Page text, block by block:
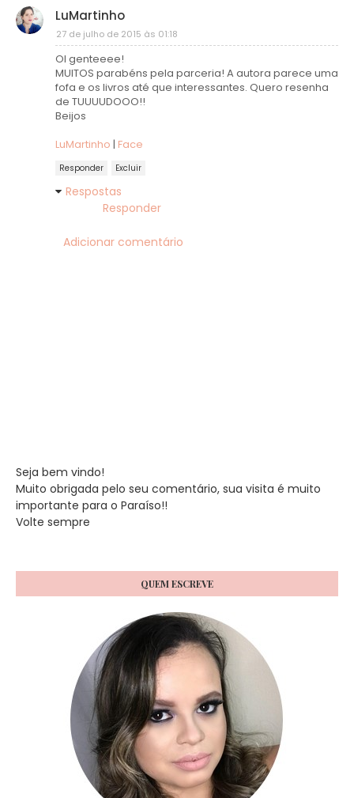
LuMartinho
27 de julho de 2015 às 01:18
OI genteeee!
MUITOS parabéns pela parceria! A autora parece uma
fofa e os livros até que interessantes. Quero resenha
de TUUUUDOOO!!
Beijos
LuMartinho | Face
Responder Excluir
Respostas
Responder
Adicionar comentário
Seja bem vindo!
Muito obrigada pelo seu comentário, sua visita é muito
importante para o Paraíso!!
Volte sempre
QUEM ESCREVE